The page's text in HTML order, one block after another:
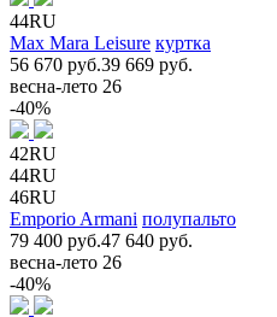
44RU
Max Mara Leisure куртка
56 670 руб.39 669 руб.
весна-лето 26
-40%
42RU
44RU
46RU
Emporio Armani полупальто
79 400 руб.47 640 руб.
весна-лето 26
-40%